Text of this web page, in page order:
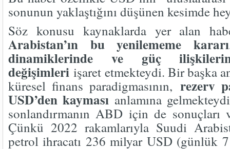
sonunun yaklaştığını düşünen kesimde
Söz konusu kaynaklarda yer alan
Arabistan’ın bu yenilememe kararı
dinamiklerinde ve güç
değişimleri işaret etmekteydi. Bir başka
küresel finans paradigmasının, rezerv
USD’den kaymasıanlamına
sonlandırmanın ABD için de sonuçları
Çünkü 2022 rakamlarıyla Suudi
petrol ihracatı 236 milyar USD (günlük